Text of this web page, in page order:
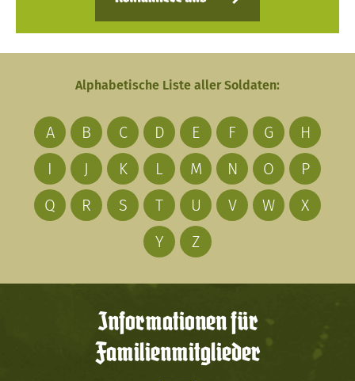
Alphabetische Liste aller Soldaten:
A B C D E F G
H
I
J K L M N O
P
Q
R S T U V W
X
Y
Z
Informationen für
Familienmitglieder